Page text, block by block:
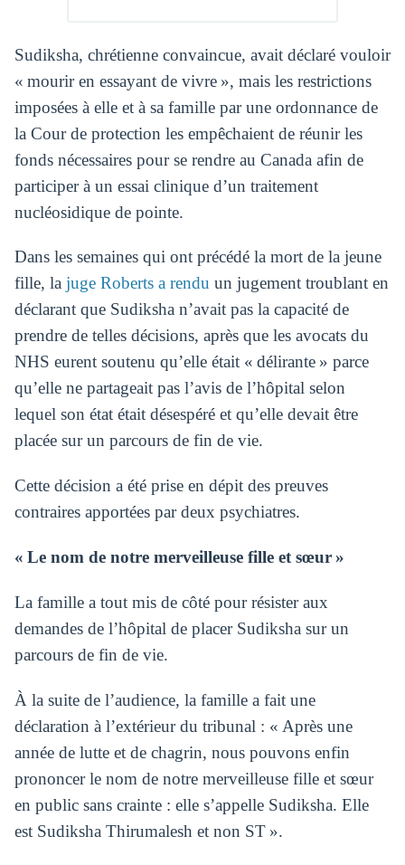
Sudiksha, chrétienne convaincue, avait déclaré vouloir
« mourir en essayant de vivre », mais les restrictions
imposées à elle et à sa famille par une ordonnance de
la Cour de protection les empêchaient de réunir les
fonds nécessaires pour se rendre au Canada afin de
participer à un essai clinique d’un traitement
nucléosidique de pointe.
Dans les semaines qui ont précédé la mort de la jeune
fille, la juge Roberts a rendu un jugement troublant en
déclarant que Sudiksha n’avait pas la capacité de
prendre de telles décisions, après que les avocats du
NHS eurent soutenu qu’elle était « délirante » parce
qu’elle ne partageait pas l’avis de l’hôpital selon
lequel son état était désespéré et qu’elle devait être
placée sur un parcours de fin de vie.
Cette décision a été prise en dépit des preuves
contraires apportées par deux psychiatres.
« Le nom de notre merveilleuse fille et sœur »
La famille a tout mis de côté pour résister aux
demandes de l’hôpital de placer Sudiksha sur un
parcours de fin de vie.
À la suite de l’audience, la famille a fait une
déclaration à l’extérieur du tribunal : « Après une
année de lutte et de chagrin, nous pouvons enfin
prononcer le nom de notre merveilleuse fille et sœur
en public sans crainte : elle s’appelle Sudiksha. Elle
est Sudiksha Thirumalesh et non ST ».